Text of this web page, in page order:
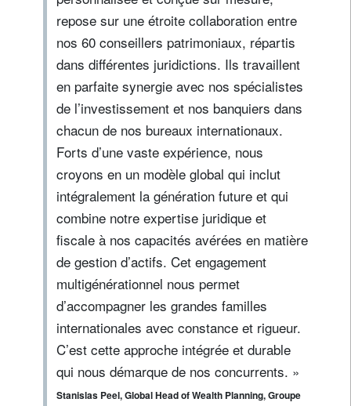
repose sur une étroite collaboration entre
nos 60 conseillers patrimoniaux, répartis
dans différentes juridictions. Ils travaillent
en parfaite synergie avec nos spécialistes
de l’investissement et nos banquiers dans
chacun de nos bureaux internationaux.
Forts d’une vaste expérience, nous
croyons en un modèle global qui inclut
intégralement la génération future et qui
combine notre expertise juridique et
fiscale à nos capacités avérées en matière
de gestion d’actifs. Cet engagement
multigénérationnel nous permet
d’accompagner les grandes familles
internationales avec constance et rigueur.
C’est cette approche intégrée et durable
qui nous démarque de nos concurrents. »
Stanislas Peel, Global Head of Wealth Planning, Groupe